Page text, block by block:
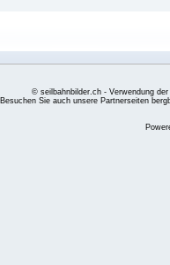
© seilbahnbilder.ch - Verwendung
Besuchen Sie auch unsere Partnerseiten